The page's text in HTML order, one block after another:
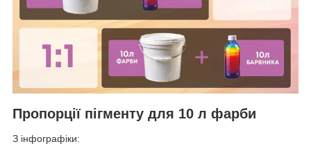
Пропорції пігменту для 10 л фарби
З інфографіки: